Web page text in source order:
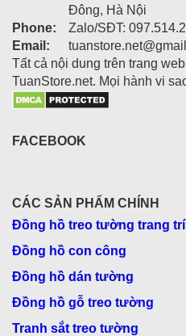
Đông, Hà Nội
Phone:
Zalo/SĐT:
Email:
Tất cả nội dung trên trang
TuanStore.net. Mọi hành vi
FACEBOOK
CÁC SẢN PHẨM CHÍNH
Đồng hồ treo tường trang trí
Đồng hồ con công
Đồng hồ dán tường
Đồng hồ gỗ treo tường
Tranh sắt treo tường